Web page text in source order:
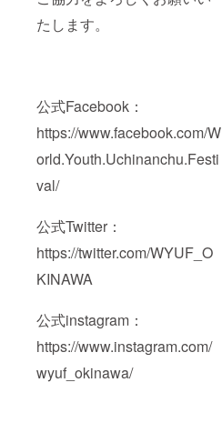
たします。
公式Facebook：
https://www.facebook.com/W
orld.Youth.Uchinanchu.Festi
val/
公式Twitter：
https://twitter.com/WYUF_O
KINAWA
公式instagram：
https://www.instagram.com/
wyuf_okinawa/